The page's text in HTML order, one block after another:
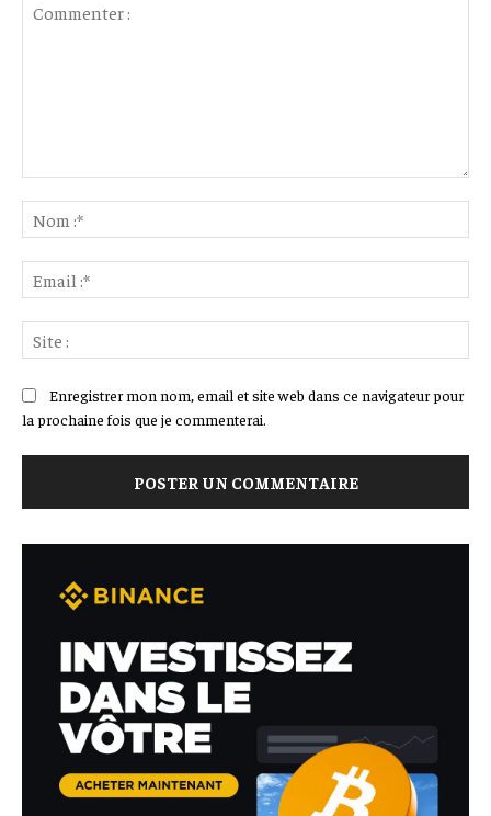
:*
:*
:
Enregistrer mon nom, email et site web dans ce navigateur pour
la prochaine fois que je commenterai.